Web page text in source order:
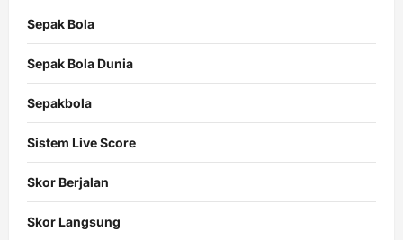
Sepak Bola
Sepak Bola Dunia
Sepakbola
Sistem Live Score
Skor Berjalan
Skor Langsung